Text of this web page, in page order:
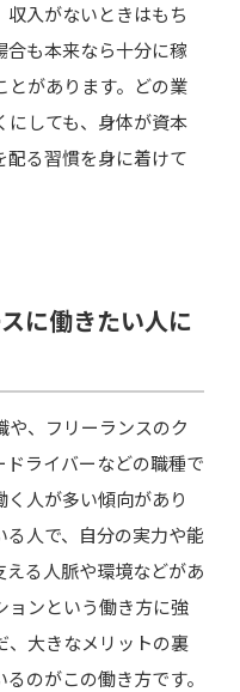
収入がないときはもち
合も本来なら十分に稼
とがあります。どの業
にしても、身体が資本
配る習慣を身に着けて
に働きたい人に
や、フリーランスのク
ドライバーなどの職種で
人が多い傾向があり
る人で、自分の実力や能
る人脈や環境などがあ
ョンという働き方に強
、大きなメリットの裏
のがこの働き方です。